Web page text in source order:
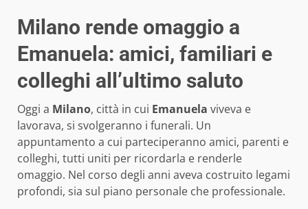
Milano rende omaggio a
Emanuela: amici, familiari e
colleghi all’ultimo saluto
Oggi a Milano, città in cui Emanuela viveva e
lavorava, si svolgeranno i funerali. Un
appuntamento a cui parteciperanno amici, parenti e
colleghi, tutti uniti per ricordarla e renderle
omaggio. Nel corso degli anni aveva costruito legami
profondi, sia sul piano personale che professionale.